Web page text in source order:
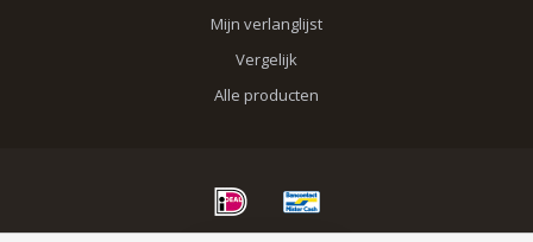
Mijn verlanglijst
Vergelijk
Alle producten